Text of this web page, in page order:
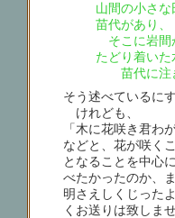
山間の小さ
苗代があり、
そこに岩間
たどり着いた
苗代に注ぎ
そう述べているに
けれども、
「木に花咲き君わ
などと、花が咲く
となることを中心
べたかったのか、
明さえしくじった
くお送りは致しま